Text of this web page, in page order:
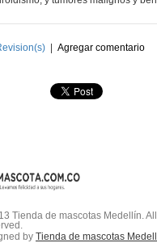
| Agregar comentario
Tienda de mascotas Medellín.
by Tienda de mascotas